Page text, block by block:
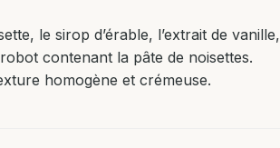
le sirop d’érable, l’extrait de vanille,
contenant la pâte de noisettes.
homogène et crémeuse.